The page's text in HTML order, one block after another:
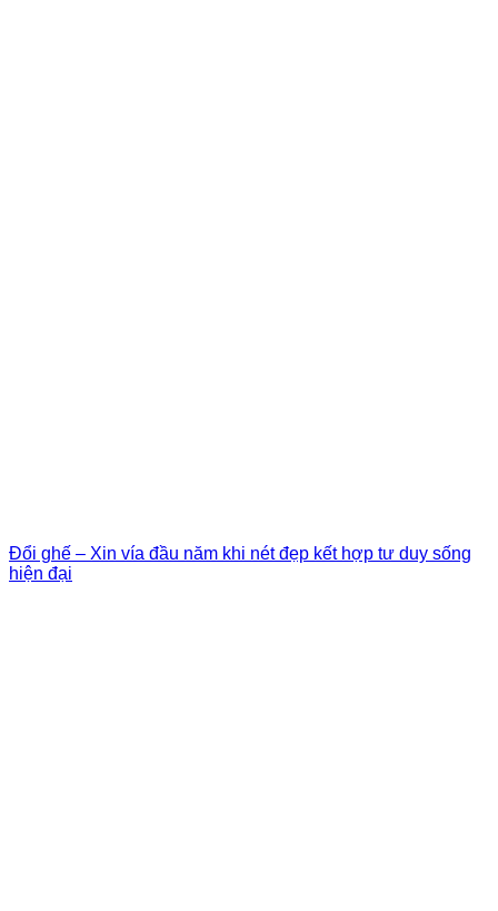
Đổi ghế – Xin vía đầu năm khi nét đẹp kết hợp tư duy sống
hiện đại